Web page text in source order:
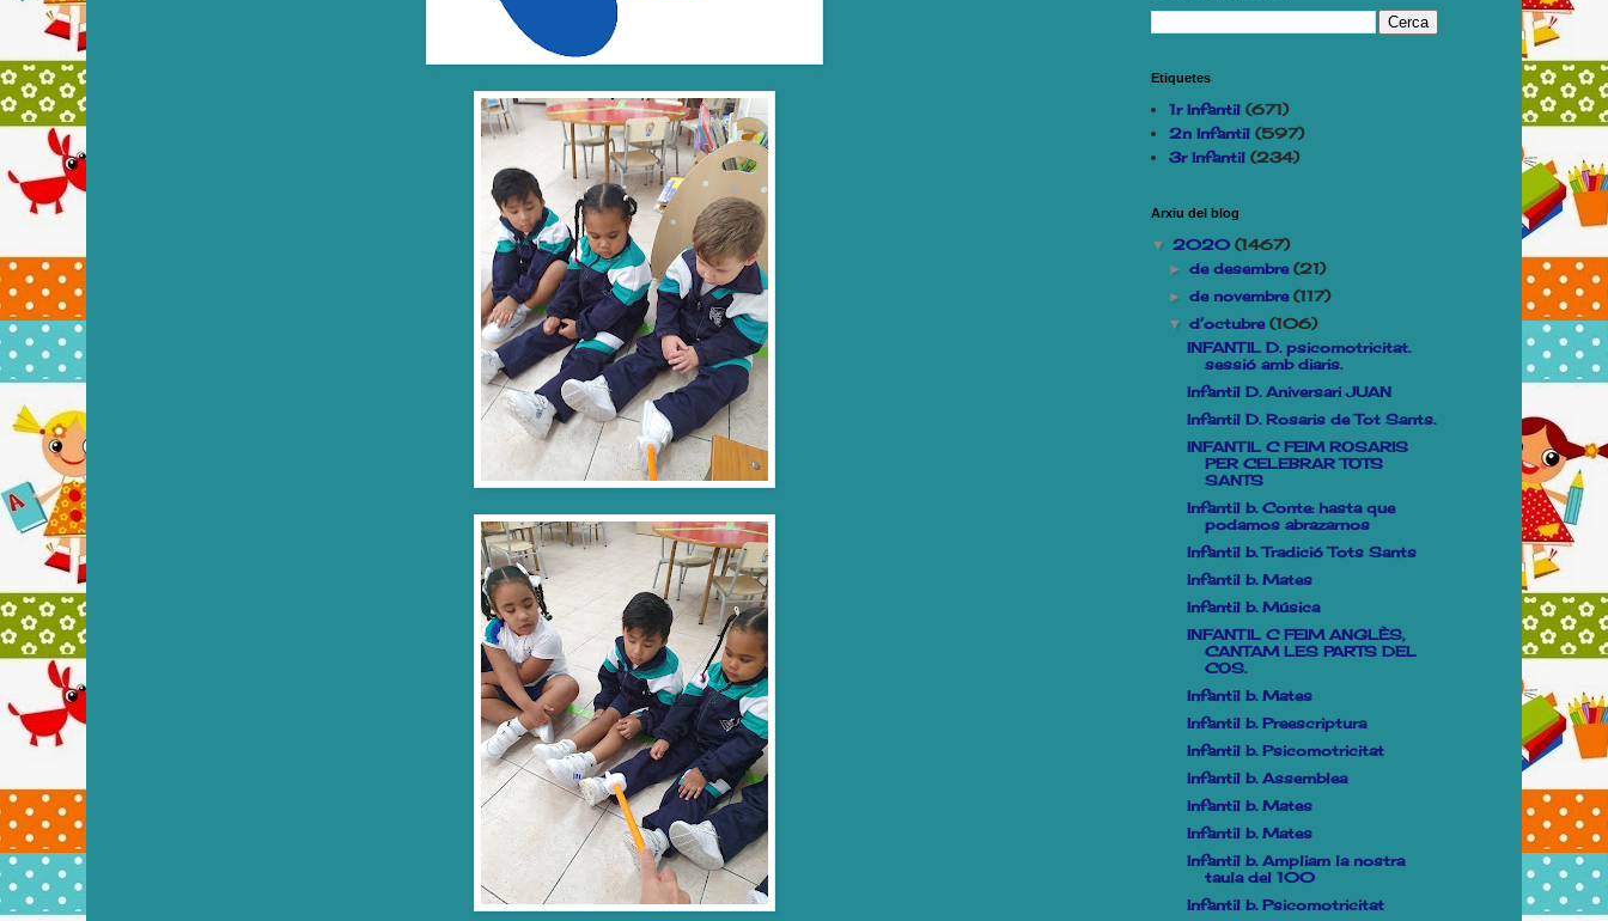
Etiquetes
1r Infantil (671)
2n Infantil (597)
3r Infantil (234)
Arxiu del blog
▼ 2020 (1467)
►de desembre(21)
►de novembre(117)
▼d’octubre(106)
INFANTIL D. psicomotricitat.
sessió amb diaris.
Infantil D. Aniversari JUAN
Infantil D. Rosaris de Tot Sants.
INFANTIL C FEIM ROSARIS
PER CELEBRAR TOTS
SANTS
Infantil b. Conte: hasta que
podamos abrazarnos
Infantil b. Tradició Tots Sants
Infantil b. Mates
Infantil b. Música
INFANTIL C FEIM ANGLÈS,
CANTAM LES PARTS DEL
COS.
Infantil b. Mates
Infantil b. Preescriptura
Infantil b. Psicomotricitat
Infantil b. Assemblea
Infantil b. Mates
Infantil b. Mates
Infantil b. Ampliam la nostra
taula del 100
Infantil b. Psicomotricitat